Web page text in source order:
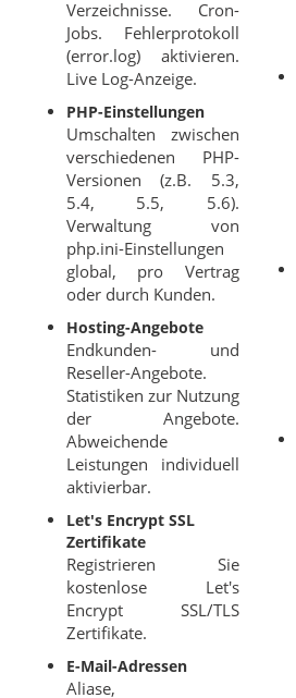
Verzeichnisse. Cron-
Jobs. Fehlerprotokoll
(error.log) aktivieren.
Live Log-Anzeige.
PHP-Einstellungen
Umschalten zwischen
verschiedenen PHP-
Versionen (z.B. 5.3,
5.4, 5.5, 5.6).
Verwaltung von
php.ini-Einstellungen
global, pro Vertrag
oder durch Kunden.
Hosting-Angebote
Endkunden- und
Reseller-Angebote.
Statistiken zur Nutzung
der Angebote.
Abweichende
Leistungen individuell
aktivierbar.
Let's Encrypt SSL
Zertifikate
Registrieren Sie
kostenlose Let's
Encrypt SSL/TLS
Zertifikate.
E-Mail-Adressen
Aliase,